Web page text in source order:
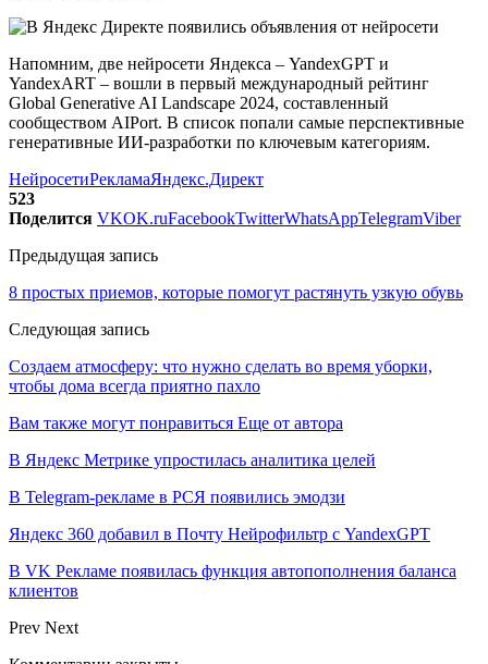
Напомним, две нейросети Яндекса – YandexGPT и
YandexART – вошли в первый международный рейтинг
Global Generative AI Landscape 2024, составленный
сообществом AIPort. В список попали самые перспективные
генеративные ИИ-разработки по ключевым категориям.
НейросетиРекламаЯндекс.Директ
523
Поделится VKOK.ruFacebookTwitterWhatsAppTelegramViber
Предыдущая запись
8 простых приемов, которые помогут растянуть узкую обувь
Следующая запись
Создаем атмосферу: что нужно сделать во время уборки,
чтобы дома всегда приятно пахло
Вам также могут понравиться Еще от автора
В Яндекс Метрике упростилась аналитика целей
В Telegram-рекламе в РСЯ появились эмодзи
Яндекс 360 добавил в Почту Нейрофильтр с YandexGPT
В VK Рекламе появилась функция автопополнения баланса
клиентов
Prev Next